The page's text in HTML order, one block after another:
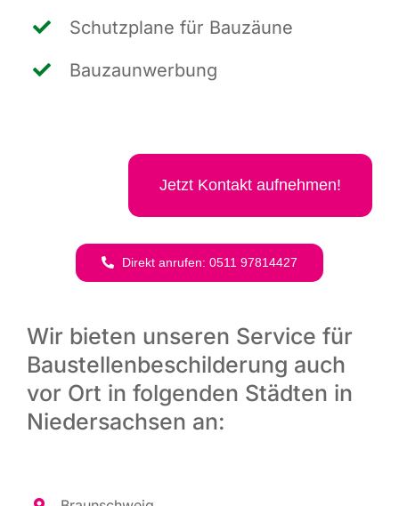
Schutz­pla­ne für Bauzäune
Bau­zaun­wer­bung
Jetzt Kon­takt aufnehmen!
Direkt anru­fen: 0511 97814427
Wir bieten unseren Service für
Baustellenbeschilderung auch
vor Ort in folgenden Städten in
Niedersachsen an: